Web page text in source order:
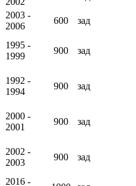
2003 -
2006
600 зад
1995 -
1999
900 зад
1992 -
1994
900 зад
2000 -
2001
900 зад
2002 -
2003
900 зад
2016 -